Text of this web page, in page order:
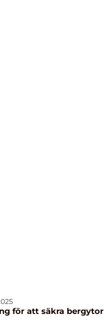
för att säkra bergytor